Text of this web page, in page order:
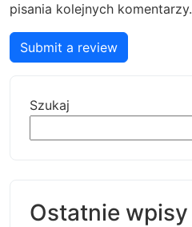
pisania kolejnych komentarzy.
Submit a review
Szukaj
Ostatnie wpisy